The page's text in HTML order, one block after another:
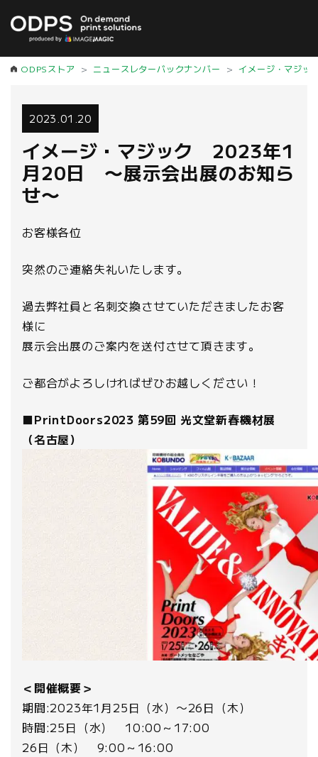
ODPSストア ニュースレターバックナンバー イメージ・マジッ
2023.01.20
イメージ・マジック 2023年1
月20日 〜展示会出展のお知ら
せ〜
お客様各位
突然のご連絡失礼いたします。
過去弊社員と名刺交換させていただきましたお客
様に
展示会出展のご案内を送付させて頂きます。
ご都合がよろしければぜひお越しください！
■PrintDoors2023 第59回 光文堂新春機材展
（名古屋）
＜開催概要＞
期間:2023年1月25日（水）〜26日（木）
時間:25日（水） 10:00～17:00
26日（木） 9:00～16:00